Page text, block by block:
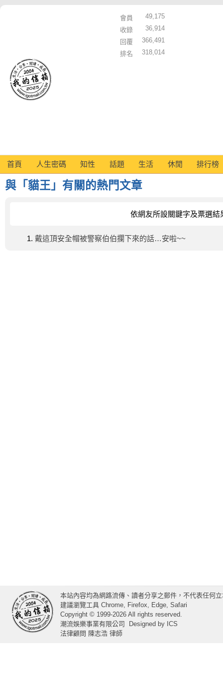
會員
49,175
收錄
36,914
回覆
366,491
排名
318,014
首頁 人生密碼 知性 話題 生活 休閒 排行榜
與「貓王」有關的熱門文章
依網友所設關鍵字及票選結
戴這頂安全帽被警察伯伯攔下來的話…安啦~~
本站內容均為網路流傳、讀者分享之郵件，不代表任何
建議瀏覽工具 Chrome, Firefox, Edge, Safari
Copyright © 1999-2026 All rights reserved.
潮流娛樂事業有限公司
Designed by ICS
法律顧問 陳志浩 律師